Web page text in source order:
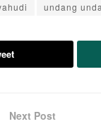
undang
Next Post